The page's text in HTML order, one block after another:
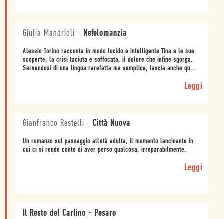
Giulia Mandrioli - Nefelomanzia
Alessio Torino racconta in modo lucido e intelligente Tina e le sue
scoperte, la crisi taciuta e soffocata, il dolore che infine sgorga.
Servendosi di una lingua rarefatta ma semplice, lascia anche qu...
Leggi
Gianfranco Restelli - Città Nuova
Un romanzo sul passaggio alletà adulta, il momento lancinante in
cui ci si rende conto di aver perso qualcosa, irreparabilmente.
Leggi
Il Resto del Carlino - Pesaro